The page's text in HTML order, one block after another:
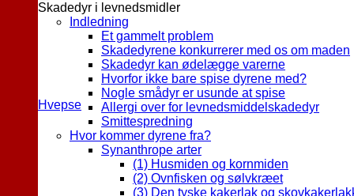
Hvepse
Skadedyr i levnedsmidler
Indledning
Et gammelt problem
Skadedyrene konkurrerer med os om maden
Skadedyr kan ødelægge varerne
Hvorfor ikke bare spise dyrene med?
Nogle smådyr er usunde at spise
Allergi over for levnedsmiddelskadedyr
Smittespredning
Hvor kommer dyrene fra?
Synanthrope arter
(1) Husmiden og kornmiden
(2) Ovnfisken og sølvkræet
(3) Den tyske kakerlak og